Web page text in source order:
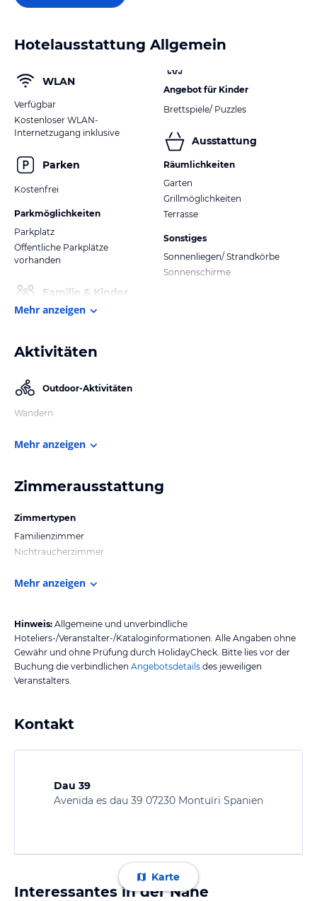
Hotelausstattung Allgemein
WLAN
Verfügbar
Kostenloser WLAN-
Internetzugang inklusive
Parken
Kostenfrei
Parkmöglichkeiten
Parkplatz
Öffentliche Parkplätze
vorhanden
Familie & Kinder
Angebot für Kinder
Brettspiele/ Puzzles
Ausstattung
Räumlichkeiten
Garten
Grillmöglichkeiten
Terrasse
Sonstiges
Sonnenliegen/ Strandkörbe
Sonnenschirme
Mehr anzeigen
Aktivitäten
Outdoor-Aktivitäten
Wandern
Mehr anzeigen
Zimmerausstattung
Zimmertypen
Familienzimmer
Nichtraucherzimmer
Mehr anzeigen
Hinweis: Allgemeine und unverbindliche
Hoteliers-/Veranstalter-/Kataloginformationen. Alle Angaben ohne
Gewähr und ohne Prüfung durch HolidayCheck. Bitte lies vor der
Buchung die verbindlichen Angebotsdetails des jeweiligen
Veranstalters.
Kontakt
Dau 39
Avenida es dau 39 07230 Montuïri Spanien
Karte
Interessantes in der Nähe